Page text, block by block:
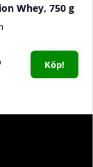
Whey, 750 g
Köp!